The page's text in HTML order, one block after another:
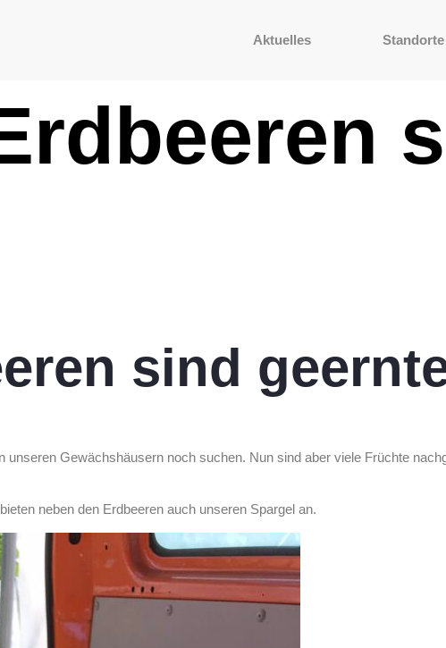
Aktuelles Standorte
sind
Gewächshäusern noch suchen. Nun sind aber viele Früchte
neben den Erdbeeren auch unseren Spargel an.